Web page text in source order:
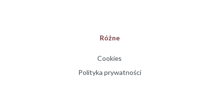
Różne
Cookies
Polityka prywatności